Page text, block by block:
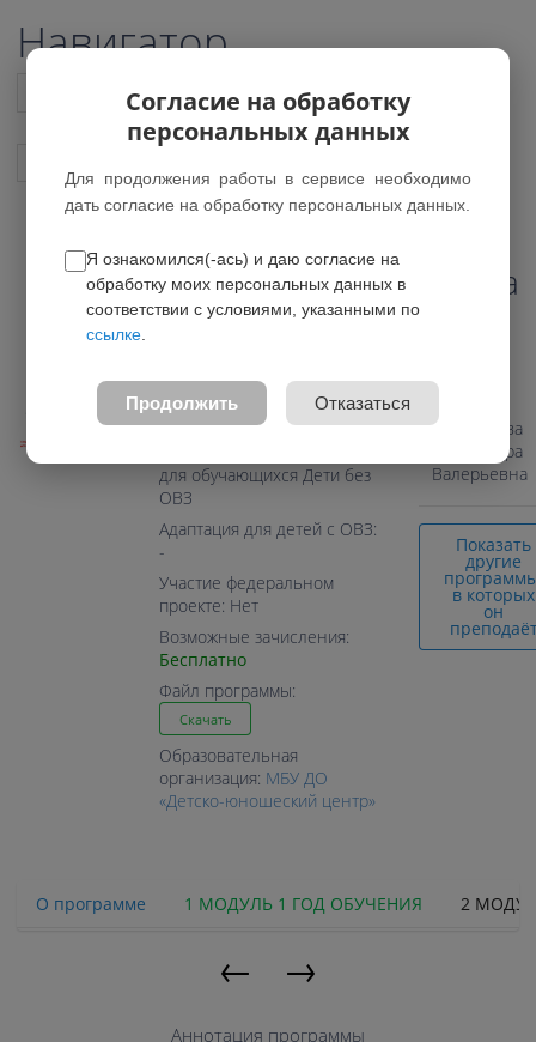
Навигатор
Список всех программ
Общая физическая подготовка
Направление:
Физкультурно-спортивное
для обучающихся Дети без
ОВЗ
Адаптация для детей с ОВЗ:
-
Участие федеральном
проекте: Нет
Возможные зачисления:
Бесплатно
Файл программы:
Скачать
Образовательная
организация: МБУ ДО
«Детско-юношеский центр»
Максудова
Александра
Валерьевна
Показать
другие
в которых
он
О программе 1 МОДУЛЬ 1 ГОД ОБУЧЕНИЯ 2
← →
Аннотация программы
Согласие на обработку
персональных данных
Для продолжения работы в сервисе необходимо
дать согласие на обработку персональных данных.
Я ознакомился(-ась) и даю согласие на
обработку моих персональных данных в
соответствии с условиями, указанными по
ссылке
Продолжить Отказаться